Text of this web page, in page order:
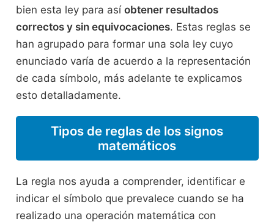
bien esta ley para así obtener resultados
correctos y sin equivocaciones. Estas reglas se
han agrupado para formar una sola ley cuyo
enunciado varía de acuerdo a la representación
de cada símbolo, más adelante te explicamos
esto detalladamente.
Tipos de reglas de los signos
matemáticos
La regla nos ayuda a comprender, identificar e
indicar el símbolo que prevalece cuando se ha
realizado una operación matemática con